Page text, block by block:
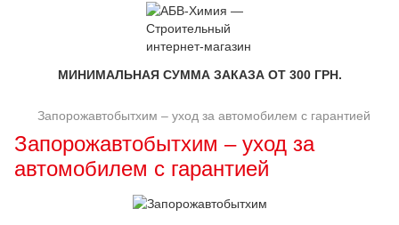
МИНИМАЛЬНАЯ СУММА ЗАКАЗА ОТ 300 ГРН.
Запорожавтобытхим – уход за автомобилем с гарантией
Запорожавтобытхим – уход за
автомобилем с гарантией